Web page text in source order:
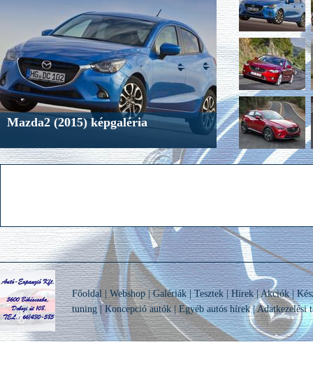
Mazda2 (2015) képgaléria
Főoldal |Webshop|Galériák|Tesztek|Hírek|Akciók|
tuning|Koncepció autók| Egyéb autós hírek|Adatkezelési